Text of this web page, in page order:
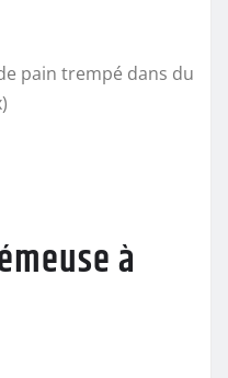
pain trempé dans du
à